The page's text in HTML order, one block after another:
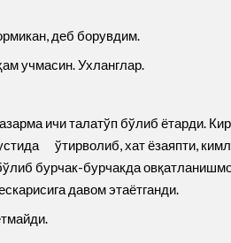
деб борувдим.
учмасин. Ухланглар.
ичи талатўп бўлиб ётарди.
ўтирволиб, хат ёзаяпти,
бурчак-бурчакда
давом этаётганди.